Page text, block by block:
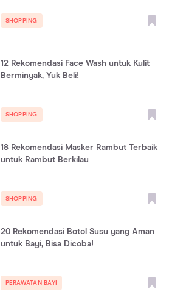
SHOPPING
12 Rekomendasi Face Wash untuk Kulit
Berminyak, Yuk Beli!
SHOPPING
18 Rekomendasi Masker Rambut Terbaik
untuk Rambut Berkilau
SHOPPING
20 Rekomendasi Botol Susu yang Aman
untuk Bayi, Bisa Dicoba!
PERAWATAN BAYI